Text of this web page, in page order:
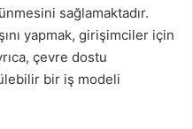
sağlamaktadır.
yapmak, girişimciler için
çevre dostu
bir iş modeli